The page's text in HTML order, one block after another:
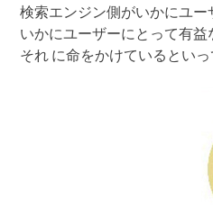
検索エンジン側がいかにユー
いかにユーザーにとって有益
それ に命をかけているとい